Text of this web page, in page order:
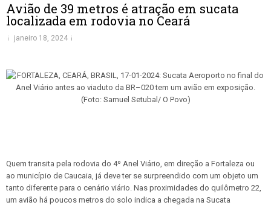
Avião de 39 metros é atração em sucata
localizada em rodovia no Ceará
janeiro 18, 2024
Quem transita pela rodovia do 4º Anel Viário, em direção a Fortaleza ou
ao município de Caucaia, já deve ter se surpreendido com um objeto um
tanto diferente para o cenário viário. Nas proximidades do quilômetro 22,
um avião há poucos metros do solo indica a chegada na Sucata